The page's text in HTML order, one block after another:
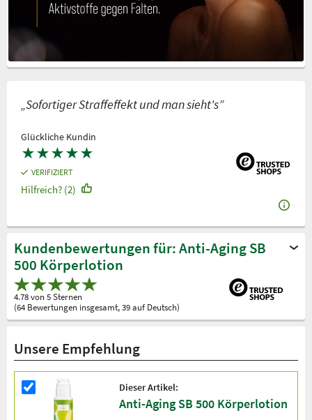
„Sofortiger Straffeffekt und man sieht's”
Glückliche Kundin
★★★★★
VERIFIZIERT
Hilfreich? (2)
Kundenbewertungen für: Anti-Aging SB
500 Körperlotion
4.78 von 5 Sternen
(64 Bewertungen insgesamt, 39 auf Deutsch)
Unsere Empfehlung
Dieser Artikel:
Anti-Aging SB 500 Körperlotion